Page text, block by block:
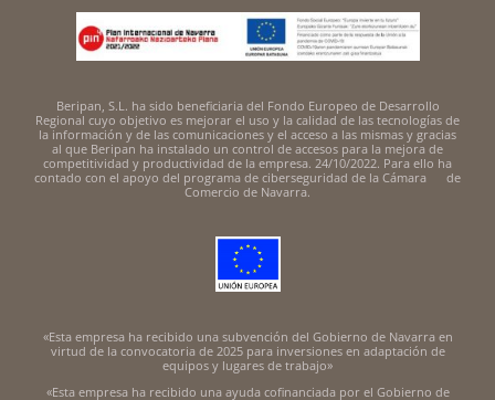
Beripan, S.L. ha sido beneficiaria del Fondo Europeo de Desarrollo
Regional cuyo objetivo es mejorar el uso y la calidad de las tecnologías de
la información y de las comunicaciones y el acceso a las mismas y gracias
al que Beripan ha instalado un control de accesos para la mejora de
competitividad y productividad de la empresa. 24/10/2022. Para ello ha
contado con el apoyo del programa de ciberseguridad de la Cámara de
Comercio de Navarra.
«Esta empresa ha recibido una subvención del Gobierno de Navarra en
virtud de la convocatoria de 2025 para inversiones en adaptación de
equipos y lugares de trabajo»
«Esta empresa ha recibido una ayuda cofinanciada por el Gobierno de